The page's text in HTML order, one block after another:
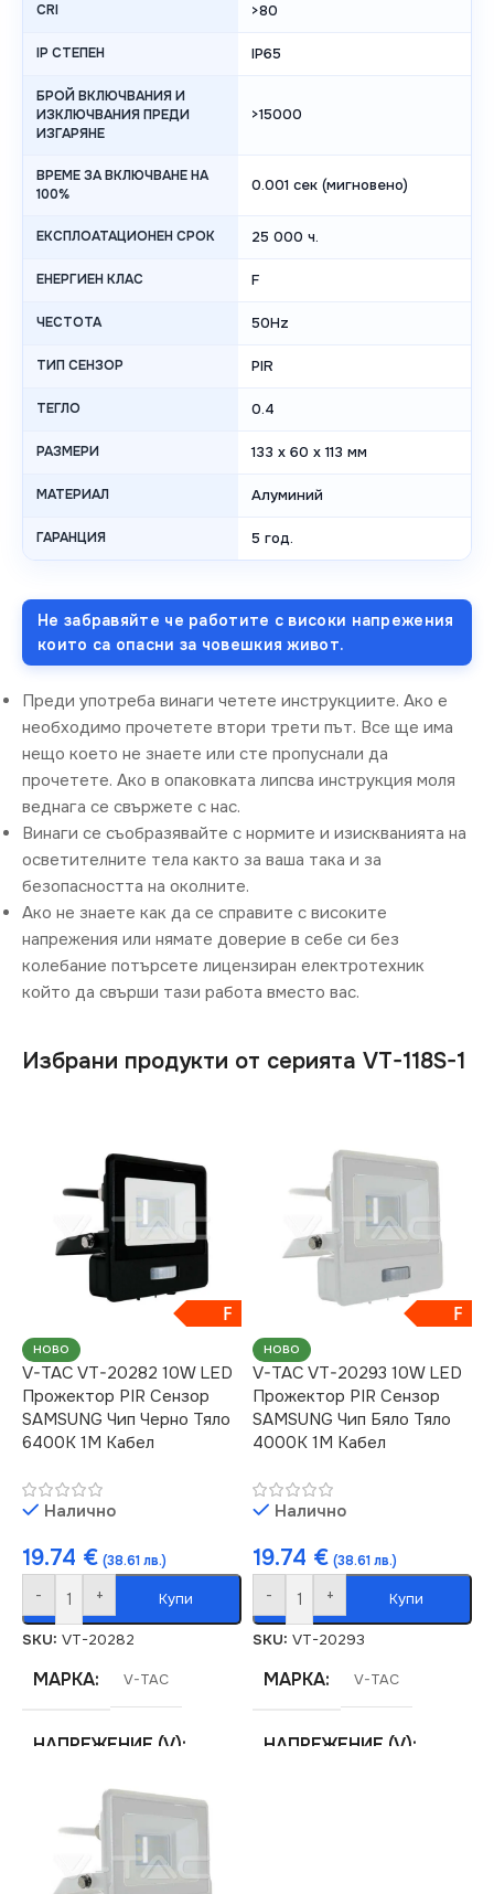
CRI >80
IP СТЕПЕН IP65
БРОЙ ВКЛЮЧВАНИЯ И
ИЗКЛЮЧВАНИЯ ПРЕДИ
ИЗГАРЯНЕ
>15000
ВРЕМЕ ЗА ВКЛЮЧВАНЕ НА
100%
0.001 сек (мигновено)
ЕКСПЛОАТАЦИОНЕН СРОК 25 000 ч.
ЕНЕРГИЕН КЛАС F
ЧЕСТОТА 50Hz
ТИП СЕНЗОР PIR
ТЕГЛО 0.4
РАЗМЕРИ 133 x 60 x 113 мм
МАТЕРИАЛ Алуминий
ГАРАНЦИЯ 5 год.
Не забравяйте че работите с високи напрежения
които са опасни за човешкия живот.
Преди употреба винаги четете инструкциите. Ако е
необходимо прочетете втори трети път. Все ще има
нещо което не знаете или сте пропуснали да
прочетете. Ако в опаковката липсва инструкция моля
веднага се свържете с нас.
Винаги се съобразявайте с нормите и изискванията на
осветителните тела както за ваша така и за
безопасността на околните.
Ако не знаете как да се справите с високите
напрежения или нямате доверие в себе си без
колебание потърсете лицензиран електротехник
който да свърши тази работа вместо вас.
Избрани продукти от серията VT-118S-1
F
НОВО
V-TAC VT-20282 10W LED
Прожектор PIR Сензор
SAMSUNG Чип Черно Тяло
6400K 1М Кабел
Налично
19.74 € (38.61 лв.)
- + Купи
SKU: VT-20282
МАРКА V-TAC
НАПРЕЖЕНИЕ (V)
ЕНЕРГИЕН КЛАС F
F
НОВО
V-TAC VT-20293 10W LED
Прожектор PIR Сензор
SAMSUNG Чип Бяло Тяло
4000K 1М Кабел
Налично
19.74 € (38.61 лв.)
- + Купи
SKU: VT-20293
МАРКА V-TAC
НАПРЕЖЕНИЕ (V)